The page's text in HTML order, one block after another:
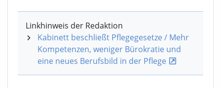
Linkhinweis der Redaktion
Kabinett beschließt Pflegegesetze / Mehr
Kompetenzen, weniger Bürokratie und
eine neues Berufsbild in der Pflege